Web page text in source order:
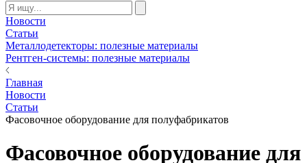
Новости
Статьи
Металлодетекторы: полезные материалы
Рентген-системы: полезные материалы
Главная
Новости
Статьи
Фасовочное оборудование для полуфабрикатов
Фасовочное оборудование для